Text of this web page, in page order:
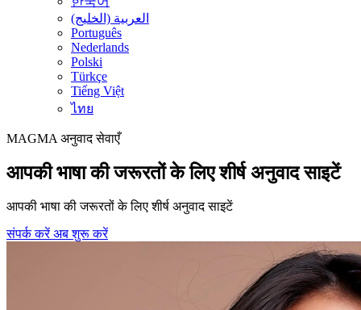
العربية (الخليج)
Português
Nederlands
Polski
Türkçe
Tiếng Việt
ไทย
MAGMA अनुवाद सेवाएँ
आपकी भाषा की जरूरतों के लिए शीर्ष अनुवाद साइटें
आपकी भाषा की जरूरतों के लिए शीर्ष अनुवाद साइटें
संपर्क करेंअब शुरू करें